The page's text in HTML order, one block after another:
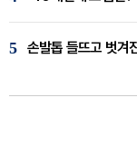
5 손발톱 들뜨고 벗겨